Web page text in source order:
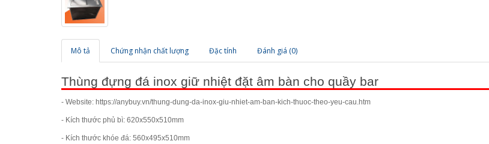
Mô tả Chứng nhận chất lượng Đặc tính Đánh giá (0)
Thùng đựng đá inox giữ nhiệt đặt âm bàn cho quầy bar
- Website: https://anybuy.vn/thung-dung-da-inox-giu-nhiet-am-ban-kich-thuoc-theo-yeu-cau.htm
- Kích thước phủ bì: 620x550x510mm
- Kích thước khóe đá: 560x495x510mm